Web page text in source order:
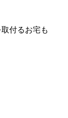
付るお宅も